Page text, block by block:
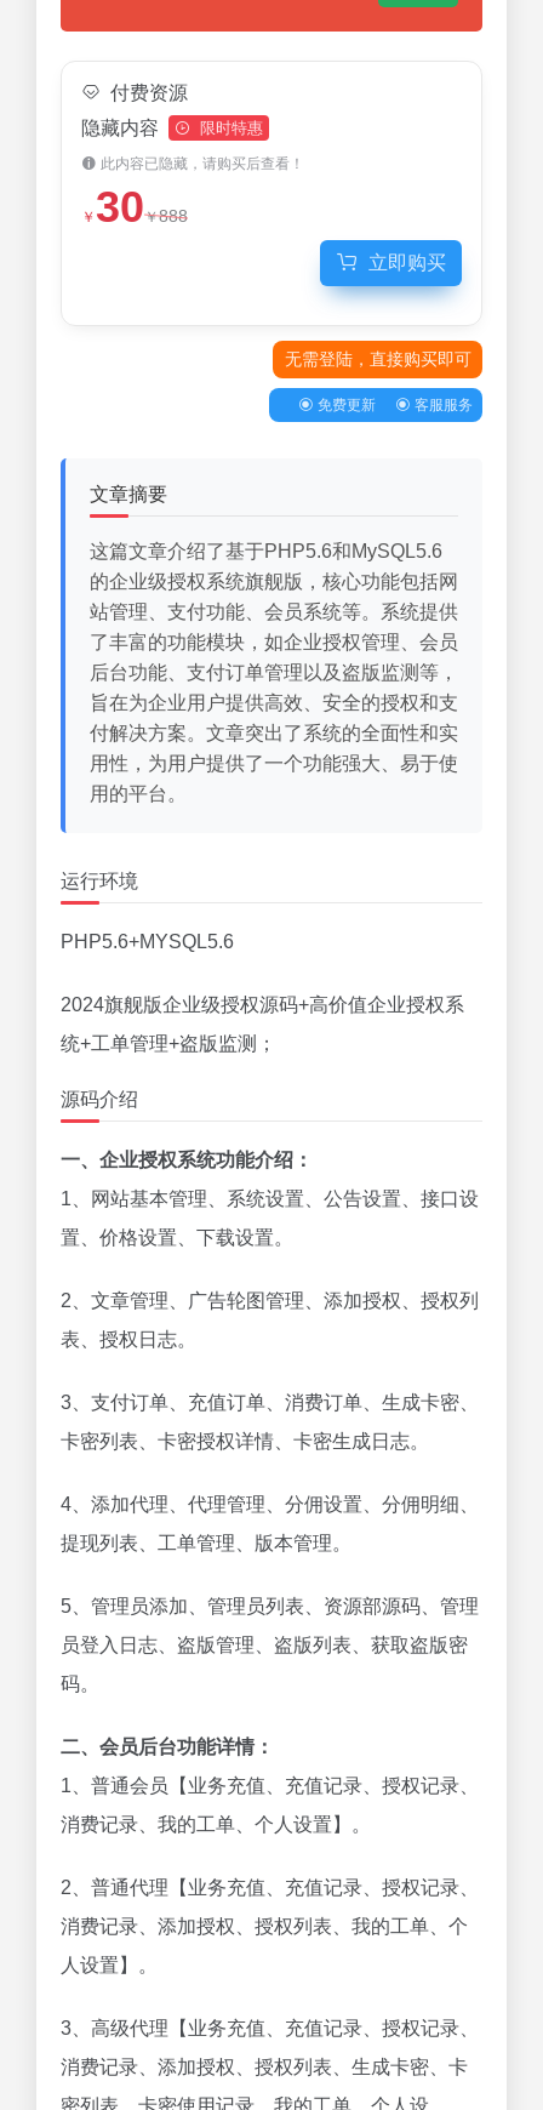
付费资源
隐藏内容
限时特惠
此内容已隐藏，请购买后查看！
￥ 30￥888
立即购买
无需登陆，直接购买即可
免费更新 客服服务
文章摘要
这篇文章介绍了基于PHP5.6和MySQL5.6
的企业级授权系统旗舰版，核心功能包括网
站管理、支付功能、会员系统等。系统提供
了丰富的功能模块，如企业授权管理、会员
后台功能、支付订单管理以及盗版监测等，
旨在为企业用户提供高效、安全的授权和支
付解决方案。文章突出了系统的全面性和实
用性，为用户提供了一个功能强大、易于使
用的平台。
运行环境
PHP5.6+MYSQL5.6
2024旗舰版企业级授权源码+高价值企业授权系
统+工单管理+盗版监测；
源码介绍
一、企业授权系统功能介绍：
1、网站基本管理、系统设置、公告设置、接口设
置、价格设置、下载设置。
2、文章管理、广告轮图管理、添加授权、授权列
表、授权日志。
3、支付订单、充值订单、消费订单、生成卡密、
卡密列表、卡密授权详情、卡密生成日志。
4、添加代理、代理管理、分佣设置、分佣明细、
提现列表、工单管理、版本管理。
5、管理员添加、管理员列表、资源部源码、管理
员登入日志、盗版管理、盗版列表、获取盗版密
码。
二、会员后台功能详情：
1、普通会员【业务充值、充值记录、授权记录、
消费记录、我的工单、个人设置】。
2、普通代理【业务充值、充值记录、授权记录、
消费记录、添加授权、授权列表、我的工单、个
人设置】。
3、高级代理【业务充值、充值记录、授权记录、
消费记录、添加授权、授权列表、生成卡密、卡